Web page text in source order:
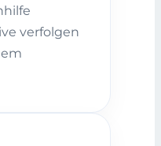
verfolgen